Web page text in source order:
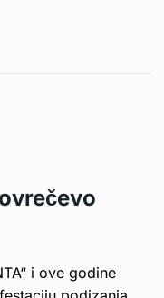
i ove godine